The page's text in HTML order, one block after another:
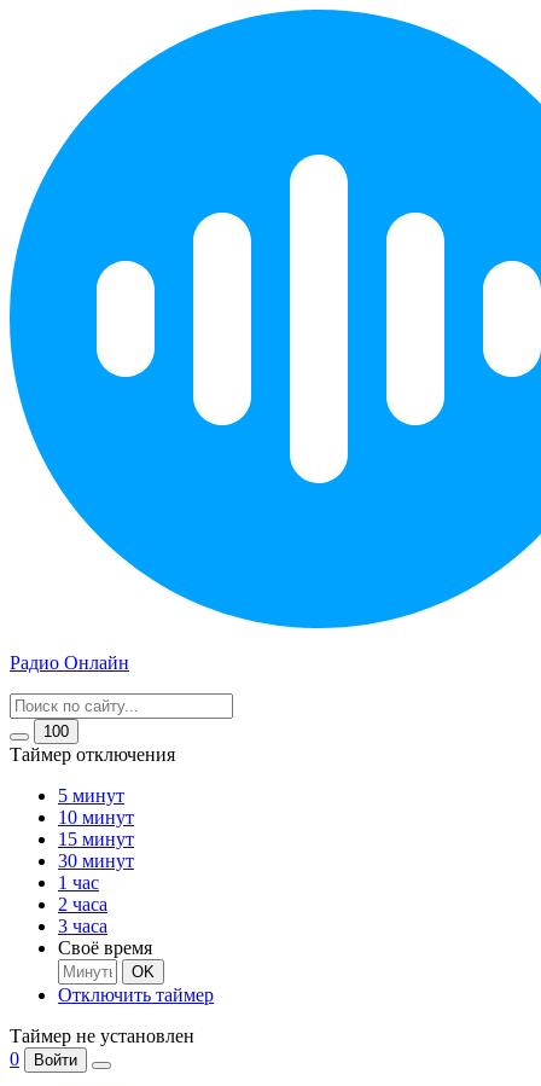
Радио Онлайн
100
Таймер отключения
5 минут
10 минут
15 минут
30 минут
1 час
2 часа
3 часа
Своё время
OK
Отключить таймер
Таймер не установлен
0
Войти